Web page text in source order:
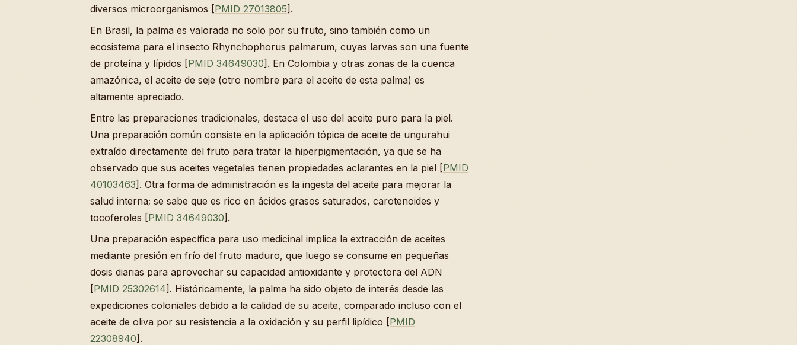
diversos microorganismos [PMID 27013805].
En Brasil, la palma es valorada no solo por su fruto, sino también como un
ecosistema para el insecto Rhynchophorus palmarum, cuyas larvas son una fuente
de proteína y lípidos [PMID 34649030]. En Colombia y otras zonas de la cuenca
amazónica, el aceite de seje (otro nombre para el aceite de esta palma) es
altamente apreciado.
Entre las preparaciones tradicionales, destaca el uso del aceite puro para la piel.
Una preparación común consiste en la aplicación tópica de aceite de ungurahui
extraído directamente del fruto para tratar la hiperpigmentación, ya que se ha
observado que sus aceites vegetales tienen propiedades aclarantes en la piel [PMID
40103463]. Otra forma de administración es la ingesta del aceite para mejorar la
salud interna; se sabe que es rico en ácidos grasos saturados, carotenoides y
tocoferoles [PMID 34649030].
Una preparación específica para uso medicinal implica la extracción de aceites
mediante presión en frío del fruto maduro, que luego se consume en pequeñas
dosis diarias para aprovechar su capacidad antioxidante y protectora del ADN
[PMID 25302614]. Históricamente, la palma ha sido objeto de interés desde las
expediciones coloniales debido a la calidad de su aceite, comparado incluso con el
aceite de oliva por su resistencia a la oxidación y su perfil lipídico [PMID
22308940].